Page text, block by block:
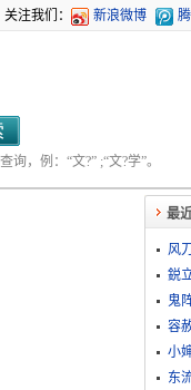
关注我们： 新浪微博
，例：“文?” ;“文?学”。
最
风
鋭
鬼
容
小
东